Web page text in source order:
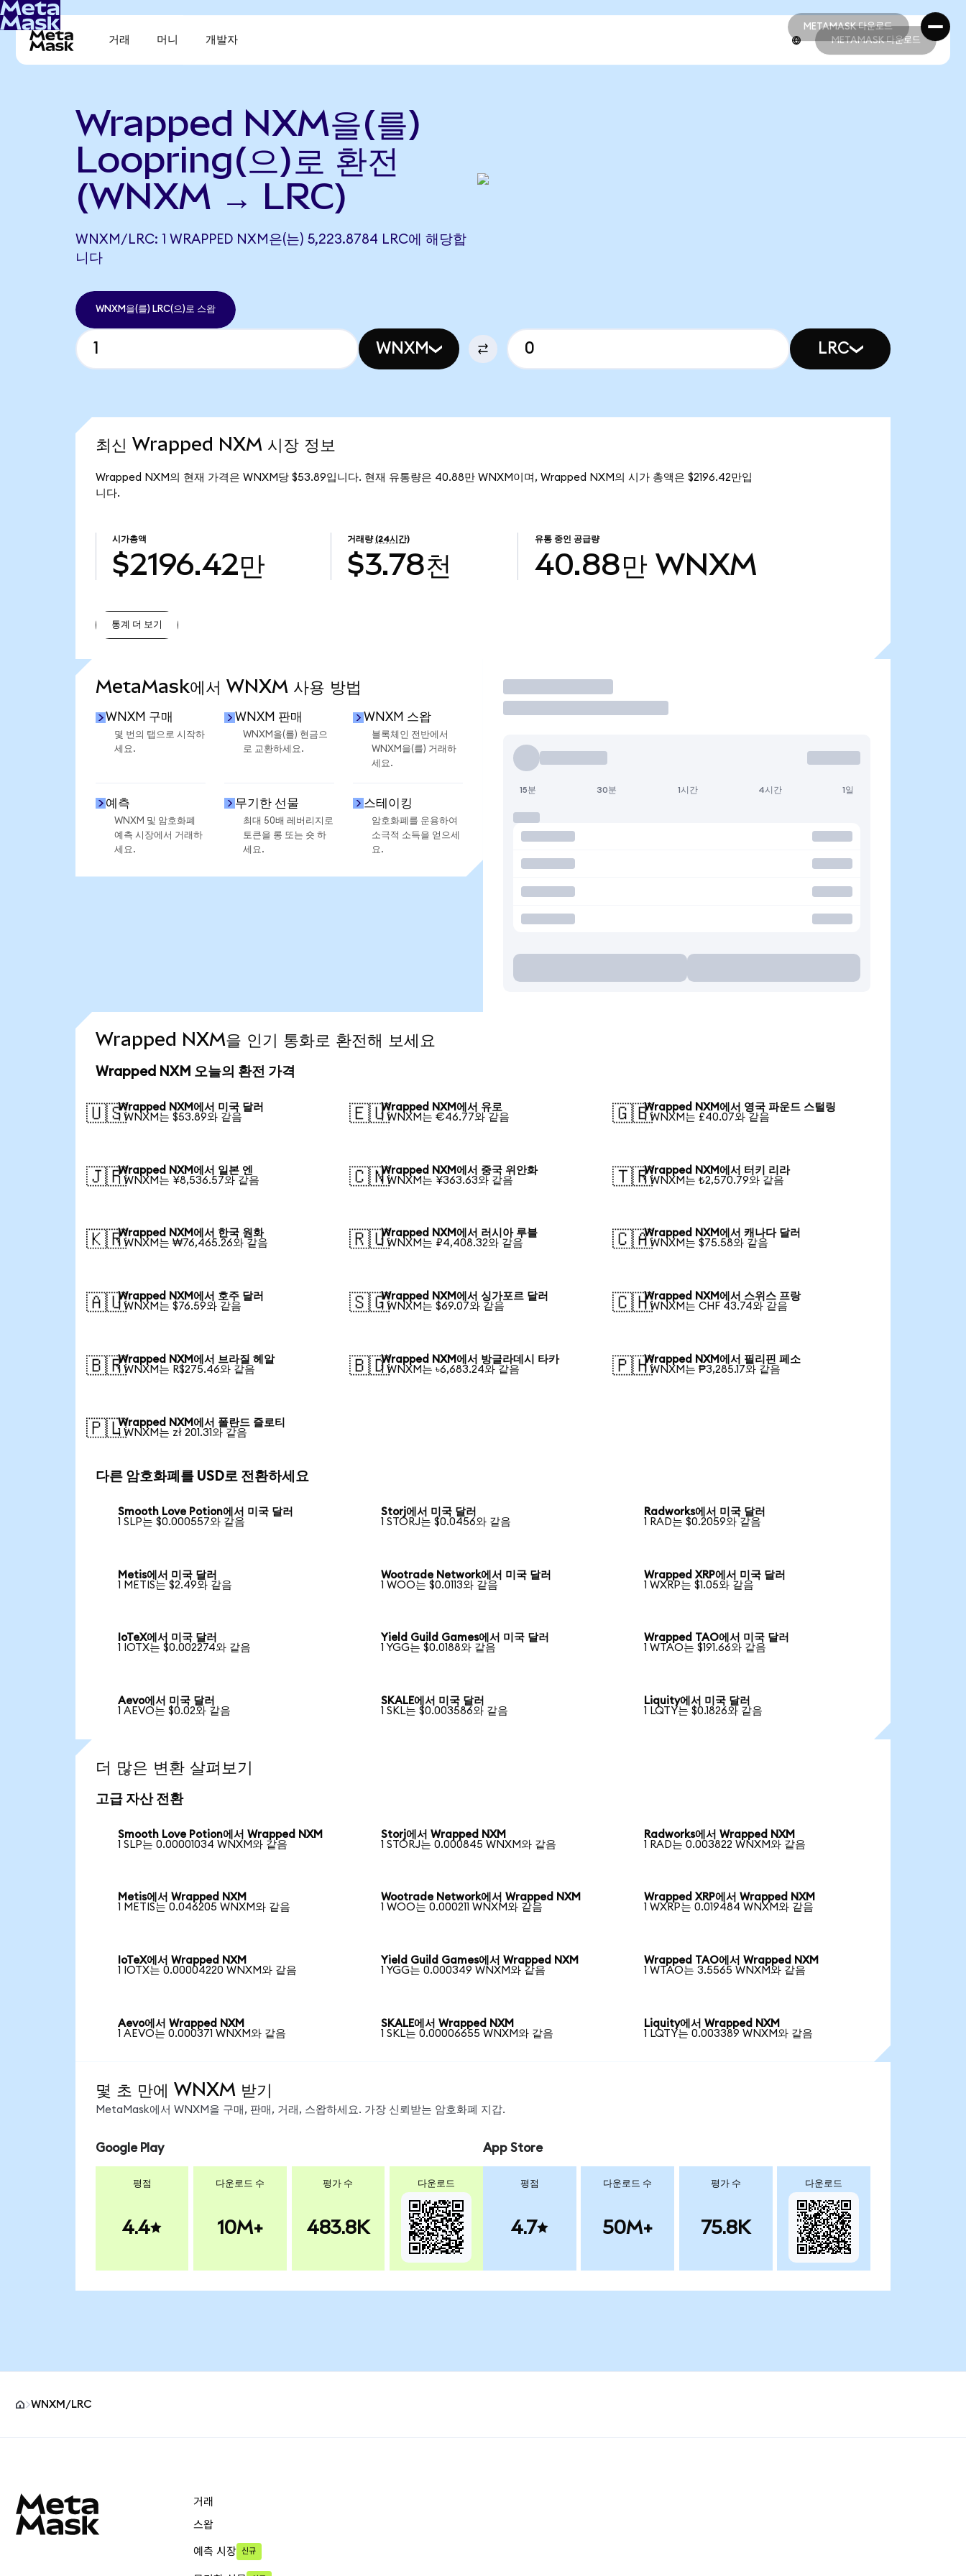
METAMASK 다운로드
METAMASK 다운로드
거래 머니 개발자 METAMASK 다운로드
Wrapped NXM을(를)
Loopring(으)로 환전
(WNXM → LRC)
WNXM/LRC: 1 WRAPPED NXM은(는) 5,223.8784 LRC에 해당합
니다
WNXM을(를) LRC(으)로 스왑
WNXM LRC
최신 Wrapped NXM 시장 정보
Wrapped NXM의 현재 가격은 WNXM당 $53.89입니다. 현재 유통량은 40.88만 WNXM이며, Wrapped NXM의 시가 총액은 $2196.42만입
니다.
시가총액
$2196.42만
거래량 (24시간)
$3.78천
유통 중인 공급량
40.88만 WNXM
통계 더 보기
MetaMask에서 WNXM 사용 방법
WNXM 구매
몇 번의 탭으로 시작하
세요.
WNXM 판매
WNXM을(를) 현금으
로 교환하세요.
WNXM 스왑
블록체인 전반에서
WNXM을(를) 거래하
세요.
예측
WNXM 및 암호화폐
예측 시장에서 거래하
세요.
무기한 선물
최대 50배 레버리지로
토큰을 롱 또는 숏 하
세요.
스테이킹
암호화폐를 운용하여
소극적 소득을 얻으세
요.
거래
15분 30분 1시간 4시간 1일
Wrapped NXM을 인기 통화로 환전해 보세요
Wrapped NXM 오늘의 환전 가격
🇺🇸Wrapped NXM에서 미국 달러
1 WNXM는 $53.89와 같음
🇪🇺Wrapped NXM에서 유로
1 WNXM는 €46.77와 같음
🇬🇧Wrapped NXM에서 영국 파운드 스털링
1 WNXM는 £40.07와 같음
🇯🇵Wrapped NXM에서 일본 엔
1 WNXM는 ¥8,536.57와 같음
🇨🇳Wrapped NXM에서 중국 위안화
1 WNXM는 ¥363.63와 같음
🇹🇷Wrapped NXM에서 터키 리라
1 WNXM는 ₺2,570.79와 같음
🇰🇷Wrapped NXM에서 한국 원화
1 WNXM는 ₩76,465.26와 같음
🇷🇺Wrapped NXM에서 러시아 루블
1 WNXM는 ₽4,408.32와 같음
🇨🇦Wrapped NXM에서 캐나다 달러
1 WNXM는 $75.58와 같음
🇦🇺Wrapped NXM에서 호주 달러
1 WNXM는 $76.59와 같음
🇸🇬Wrapped NXM에서 싱가포르 달러
1 WNXM는 $69.07와 같음
🇨🇭Wrapped NXM에서 스위스 프랑
1 WNXM는 CHF 43.74와 같음
🇧🇷Wrapped NXM에서 브라질 헤알
1 WNXM는 R$275.46와 같음
🇧🇩Wrapped NXM에서 방글라데시 타카
1 WNXM는 ৳6,683.24와 같음
🇵🇭Wrapped NXM에서 필리핀 페소
1 WNXM는 ₱3,285.17와 같음
🇵🇱Wrapped NXM에서 폴란드 즐로티
1 WNXM는 zł 201.31와 같음
다른 암호화폐를 USD로 전환하세요
Smooth Love Potion에서 미국 달러
1 SLP는 $0.000557와 같음
Storj에서 미국 달러
1 STORJ는 $0.0456와 같음
Radworks에서 미국 달러
1 RAD는 $0.2059와 같음
Metis에서 미국 달러
1 METIS는 $2.49와 같음
Wootrade Network에서 미국 달러
1 WOO는 $0.0113와 같음
Wrapped XRP에서 미국 달러
1 WXRP는 $1.05와 같음
IoTeX에서 미국 달러
1 IOTX는 $0.002274와 같음
Yield Guild Games에서 미국 달러
1 YGG는 $0.0188와 같음
Wrapped TAO에서 미국 달러
1 WTAO는 $191.66와 같음
Aevo에서 미국 달러
1 AEVO는 $0.02와 같음
SKALE에서 미국 달러
1 SKL는 $0.003586와 같음
Liquity에서 미국 달러
1 LQTY는 $0.1826와 같음
더 많은 변환 살펴보기
고급 자산 전환
Smooth Love Potion에서 Wrapped NXM
1 SLP는 0.00001034 WNXM와 같음
Storj에서 Wrapped NXM
1 STORJ는 0.000845 WNXM와 같음
Radworks에서 Wrapped NXM
1 RAD는 0.003822 WNXM와 같음
Metis에서 Wrapped NXM
1 METIS는 0.046205 WNXM와 같음
Wootrade Network에서 Wrapped NXM
1 WOO는 0.000211 WNXM와 같음
Wrapped XRP에서 Wrapped NXM
1 WXRP는 0.019484 WNXM와 같음
IoTeX에서 Wrapped NXM
1 IOTX는 0.00004220 WNXM와 같음
Yield Guild Games에서 Wrapped NXM
1 YGG는 0.000349 WNXM와 같음
Wrapped TAO에서 Wrapped NXM
1 WTAO는 3.5565 WNXM와 같음
Aevo에서 Wrapped NXM
1 AEVO는 0.000371 WNXM와 같음
SKALE에서 Wrapped NXM
1 SKL는 0.00006655 WNXM와 같음
Liquity에서 Wrapped NXM
1 LQTY는 0.003389 WNXM와 같음
몇 초 만에 WNXM 받기
MetaMask에서 WNXM을 구매, 판매, 거래, 스왑하세요. 가장 신뢰받는 암호화폐 지갑.
Google Play
평점
4.4
다운로드 수
10M+
평가 수
483.8K
다운로드
App Store
평점
4.7
다운로드 수
50M+
평가 수
75.8K
다운로드
WNXM/LRC
거래
스왑
예측 시장 신규